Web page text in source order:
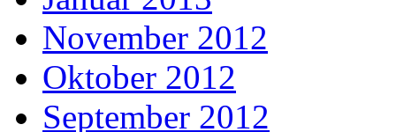
November 2012
Oktober 2012
September 2012